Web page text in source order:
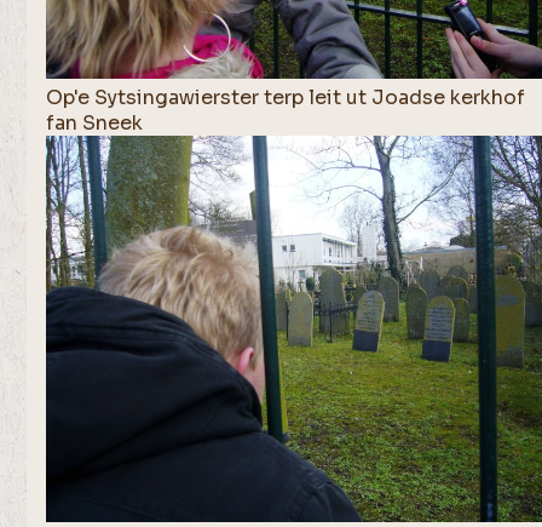
Op'e Sytsingawierster terp leit ut Joadse kerkhof
fan Sneek